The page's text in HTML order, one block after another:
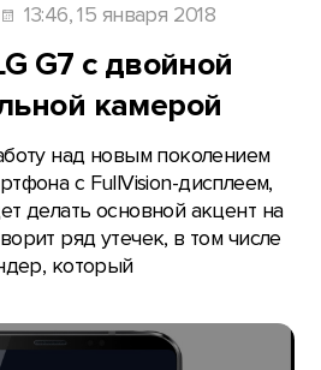
13:46, 15 января 2018
G7 с двойной
камерой
над новым поколением
с FullVision-дисплеем,
делать основной акцент на
ряд утечек, в том числе
который